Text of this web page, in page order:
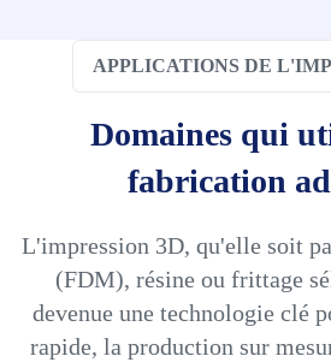
APPLICATIONS DE
Domaines qui
fabrication
L'impression 3D, qu'elle soit
(FDM), résine ou frittage
devenue une technologie clé
rapide, la production sur